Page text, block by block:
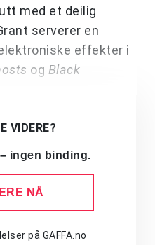
med et deilig
serverer en
effekter i
og Black
VIDERE?
ingen binding.
NÅ
på GAFFA.no